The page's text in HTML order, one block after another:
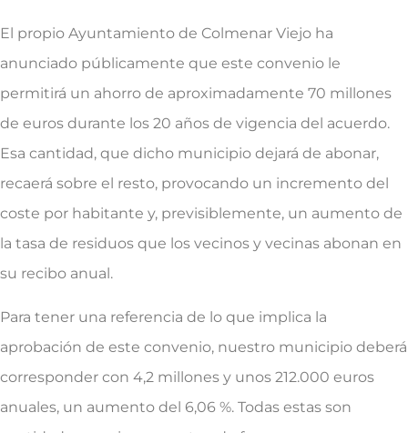
El propio Ayuntamiento de Colmenar Viejo ha
anunciado públicamente que este convenio le
permitirá un ahorro de aproximadamente 70 millones
de euros durante los 20 años de vigencia del acuerdo.
Esa cantidad, que dicho municipio dejará de abonar,
recaerá sobre el resto, provocando un incremento del
coste por habitante y, previsiblemente, un aumento de
la tasa de residuos que los vecinos y vecinas abonan en
su recibo anual.
Para tener una referencia de lo que implica la
aprobación de este convenio, nuestro municipio deberá
corresponder con 4,2 millones y unos 212.000 euros
anuales, un aumento del 6,06 %. Todas estas son